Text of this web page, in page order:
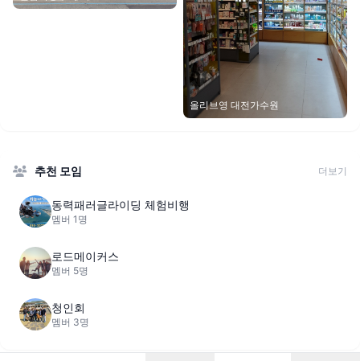
올리브영 대전가수원
추천 모임 더보기
동력패러글라이딩 체험비행
멤버 1명
로드메이커스
멤버 5명
청인회
멤버 3명